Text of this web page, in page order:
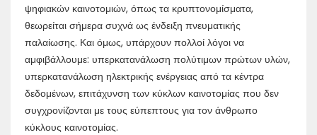
ψηφιακών καινοτομιών, όπως τα κρυπτονομίσματα,
θεωρείται σήμερα συχνά ως ένδειξη πνευματικής
παλαίωσης. Και όμως, υπάρχουν πολλοί λόγοι να
αμφιβάλλουμε: υπερκατανάλωση πολύτιμων πρώτων υλών,
υπερκατανάλωση ηλεκτρικής ενέργειας από τα κέντρα
δεδομένων, επιτάχυνση των κύκλων καινοτομίας που δεν
συγχρονίζονται με τους εύπεπτους για τον άνθρωπο
κύκλους καινοτομίας.